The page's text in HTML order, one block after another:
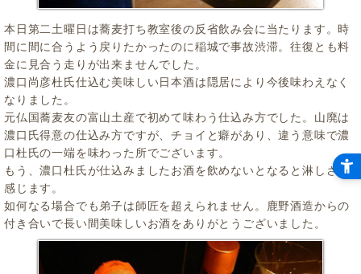
本日第二土曜日は蕎麦打ち教室後の反省飲み会に当たります。時
間に間に合うよう戻りたかったのに稲城で事故渋滞。往復とも料
金に見合う走りが出来ませんでした。
濃口尚彦杜氏仕込む美味しい日本酒は隠居により今後味わえなく
なりました。
元仏国蕎麦友の富山土産で初めて味わう仕込み方でした。山廃は
濃口氏得意の仕込み方ですが、チョイと癖があり、違う意味で濃
口杜氏の一端を味わった所でございます。
もう、濃口杜氏が仕込みましたお酒を飲めないとなると淋しさを
感じます。
如何なる場合でも弟子は師匠を超えられません。鹿野酒造からの
付き合いで長い間美味しいお酒をありがとうございました。